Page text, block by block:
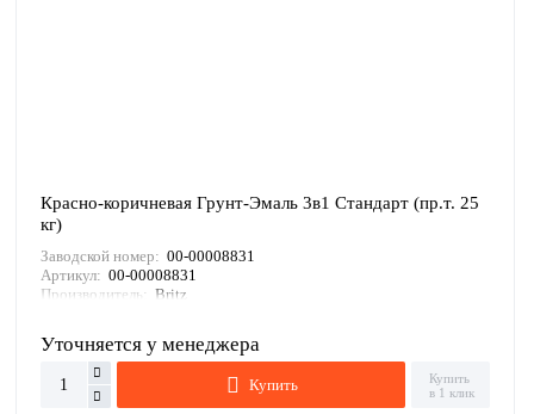
Красно-коричневая Грунт-Эмаль 3в1 Стандарт (пр.т. 25
кг)
Заводской номер: 00-00008831
Артикул: 00-00008831
Производитель: Britz
Уточняется у менеджера
Купить
Купить
в 1 клик